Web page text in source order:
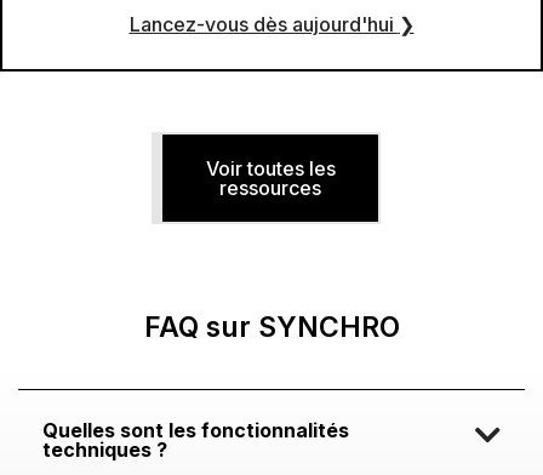
Lancez-vous dès aujourd'hui ❯
Voir toutes les
ressources
FAQ sur SYNCHRO
Quelles sont les fonctionnalités
techniques ?